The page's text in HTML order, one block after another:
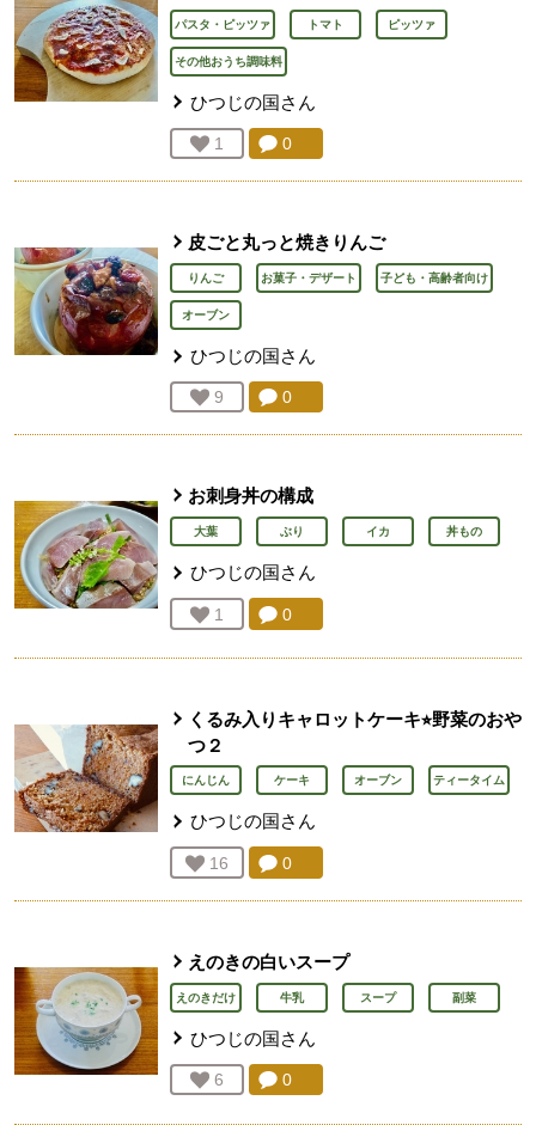
パスタ・ピッツァ トマト ピッツァ
その他おうち調味料
ひつじの国さん
お気に入り登録：
1 人が登録コメント：
0
皮ごと丸っと焼きりんご
りんご お菓子・デザート 子ども・高齢者向け
オーブン
ひつじの国さん
お気に入り登録：
9 人が登録コメント：
0
お刺身丼の構成
大葉 ぶり イカ 丼もの
ひつじの国さん
お気に入り登録：
1 人が登録コメント：
0
くるみ入りキャロットケーキ⭐︎野菜のおや
つ２
にんじん ケーキ オーブン ティータイム
ひつじの国さん
お気に入り登録：
16 人が登録コメント：
0
えのきの白いスープ
えのきだけ 牛乳 スープ 副菜
ひつじの国さん
お気に入り登録：
6 人が登録コメント：
0